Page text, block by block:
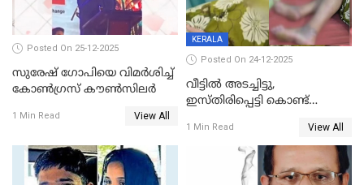
Posted On 25-12-2025
സുരേഷ് ഗോപിയെ വിമര്‍ശിച്ച്
കോണ്‍ഗ്രസ് കൗണ്‍സിലര്‍
1 Min Read View All
KERALA
Posted On 24-12-2025
വീട്ടിൽ അടച്ചിട്ടു,
ഇസ്തിരിപ്പെട്ടി കൊണ്ട്
ഗർഭിണിയായ യുവതിക്ക് ക്രൂര
1 Min Read View All